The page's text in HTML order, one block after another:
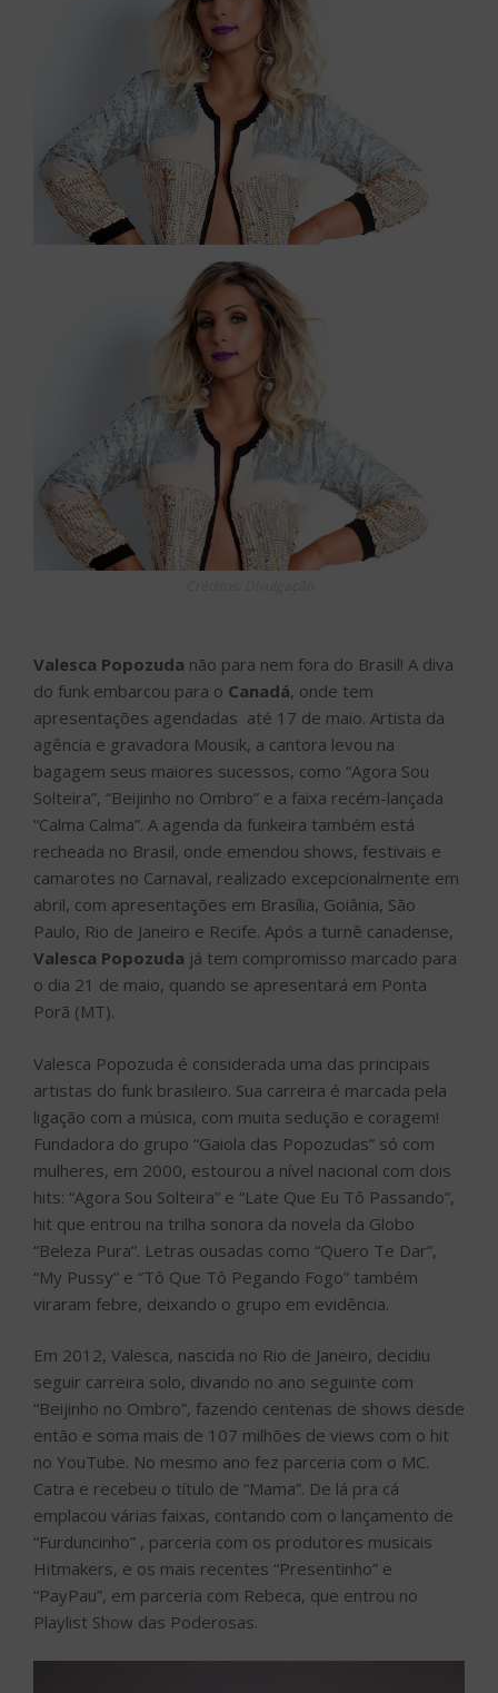
Valesca Popozuda não para nem fora do Brasil! A diva
do funk embarcou para o Canadá, onde tem
apresentações agendadas até 17 de maio. Artista da
agência e gravadora Mousik, a cantora levou na
bagagem seus maiores sucessos, como “Agora Sou
Solteira”, “Beijinho no Ombro” e a faixa recém-lançada
“Calma Calma”. A agenda da funkeira também está
recheada no Brasil, onde emendou shows, festivais e
camarotes no Carnaval, realizado excepcionalmente em
abril, com apresentações em Brasília, Goiânia, São
Paulo, Rio de Janeiro e Recife. Após a turnê canadense,
Valesca Popozuda já tem compromisso marcado para
o dia 21 de maio, quando se apresentará em Ponta
Porã (MT).
Valesca Popozuda é considerada uma das principais
artistas do funk brasileiro. Sua carreira é marcada pela
ligação com a música, com muita sedução e coragem!
Fundadora do grupo “Gaiola das Popozudas” só com
mulheres, em 2000, estourou a nível nacional com dois
hits: “Agora Sou Solteira” e “Late Que Eu Tô Passando”,
hit que entrou na trilha sonora da novela da Globo
“Beleza Pura”. Letras ousadas como “Quero Te Dar”,
“My Pussy” e “Tô Que Tô Pegando Fogo” também
viraram febre, deixando o grupo em evidência.
Em 2012, Valesca, nascida no Rio de Janeiro, decidiu
seguir carreira solo, divando no ano seguinte com
“Beijinho no Ombro”, fazendo centenas de shows desde
então e soma mais de 107 milhões de views com o hit
no YouTube. No mesmo ano fez parceria com o MC.
Catra e recebeu o título de “Mama”. De lá pra cá
emplacou várias faixas, contando com o lançamento de
“Furduncinho” , parceria com os produtores musicais
Hitmakers, e os mais recentes “Presentinho” e
“PayPau”, em parceria com Rebeca, que entrou no
Playlist Show das Poderosas.